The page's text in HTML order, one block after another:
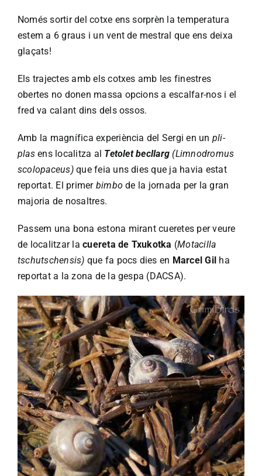
Només sortir del cotxe ens sorprèn la temperatura
estem a 6 graus i un vent de mestral que ens deixa
glaçats!
Els trajectes amb els cotxes amb les finestres
obertes no donen massa opcions a escalfar-nos i el
fred va calant dins dels ossos.
Amb la magnífica experiència del Sergi en un pli-
plasens localitza al Tetolet becllarg (Limnodromus
scolopaceus)que feia uns dies que ja havia estat
reportat. El primer bimbo de la jornada per la gran
majoria de nosaltres.
Passem una bona estona mirant cueretes per veure
de localitzar lacuereta de Txukotka (Motacilla
tschutschensis) que fa pocs dies en Marcel Gil ha
reportat a la zona de la gespa (DACSA).